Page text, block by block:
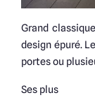
Grand
design épuré.
portes ou
Ses plus